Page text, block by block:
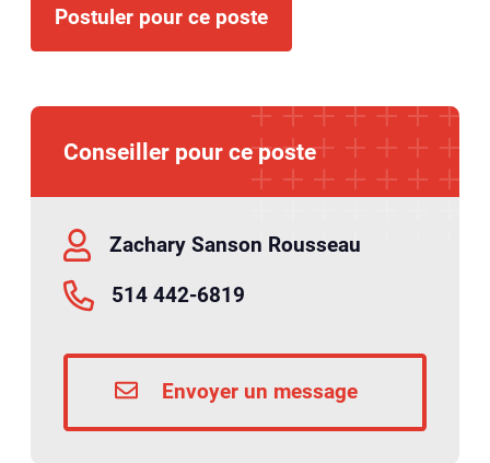
Postuler pour ce poste
Conseiller pour ce poste
Zachary Sanson Rousseau
514 442-6819
Envoyer un message